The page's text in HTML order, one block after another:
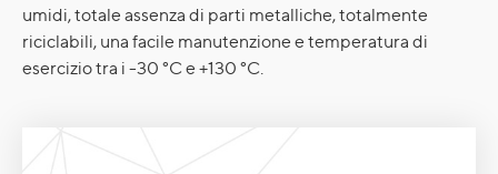
umidi, totale assenza di parti metalliche, totalmente
riciclabili, una facile manutenzione e temperatura di
esercizio tra i -30 °C e +130 °C.